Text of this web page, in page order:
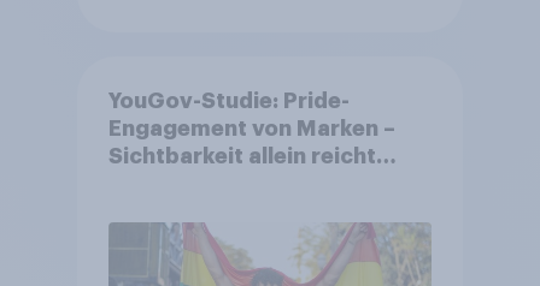
YouGov-Studie: Pride-
Engagement von Marken –
Sichtbarkeit allein reicht